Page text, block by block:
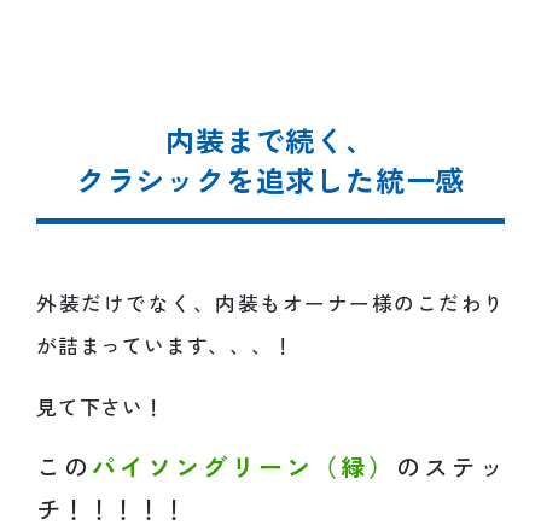
内装まで続く、
クラシックを追求した統一感
外装だけでなく、内装もオーナー様のこだわり
が詰まっています、、、！
見て下さい！
このパイソングリーン（緑） のステッ
チ！！！！！